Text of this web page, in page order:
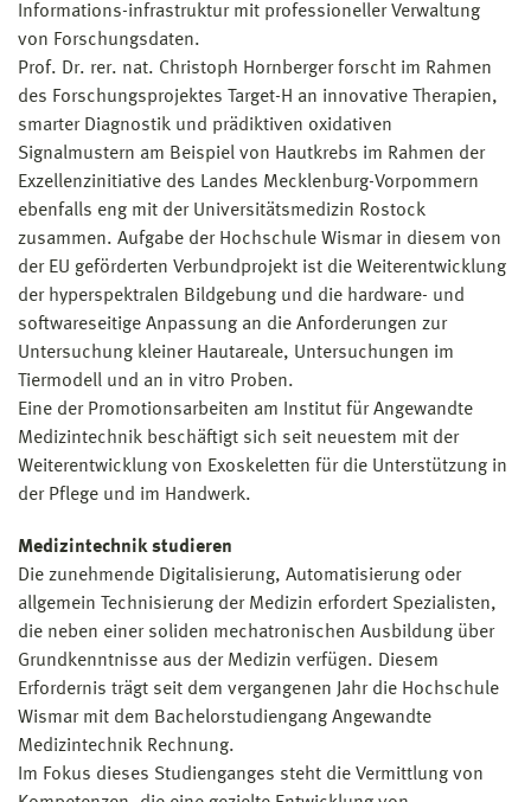
Informations-infrastruktur mit professioneller Verwaltung
von Forschungsdaten.
Prof. Dr. rer. nat. Christoph Hornberger forscht im Rahmen
des Forschungsprojektes Target-H an innovative Therapien,
smarter Diagnostik und prädiktiven oxidativen
Signalmustern am Beispiel von Hautkrebs im Rahmen der
Exzellenzinitiative des Landes Mecklenburg-Vorpommern
ebenfalls eng mit der Universitätsmedizin Rostock
zusammen. Aufgabe der Hochschule Wismar in diesem von
der EU geförderten Verbundprojekt ist die Weiterentwicklung
der hyperspektralen Bildgebung und die hardware- und
softwareseitige Anpassung an die Anforderungen zur
Untersuchung kleiner Hautareale, Untersuchungen im
Tiermodell und an in vitro Proben.
Eine der Promotionsarbeiten am Institut für Angewandte
Medizintechnik beschäftigt sich seit neuestem mit der
Weiterentwicklung von Exoskeletten für die Unterstützung in
der Pflege und im Handwerk.
Medizintechnik studieren
Die zunehmende Digitalisierung, Automatisierung oder
allgemein Technisierung der Medizin erfordert Spezialisten,
die neben einer soliden mechatronischen Ausbildung über
Grundkenntnisse aus der Medizin verfügen. Diesem
Erfordernis trägt seit dem vergangenen Jahr die Hochschule
Wismar mit dem Bachelorstudiengang Angewandte
Medizintechnik Rechnung.
Im Fokus dieses Studienganges steht die Vermittlung von